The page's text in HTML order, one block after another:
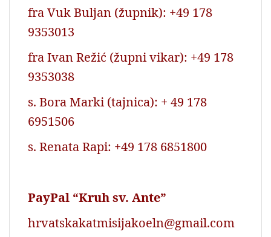
fra Vuk Buljan (župnik): +49 178
9353013
fra Ivan Režić (župni vikar): +49 178
9353038
s. Bora Marki (tajnica): + 49 178
6951506
s. Renata Rapi: +49 178 6851800
PayPal “Kruh sv. Ante”
hrvatskakatmisijakoeln@gmail.com